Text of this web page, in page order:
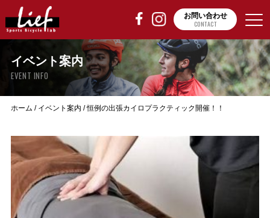
お問い合わせ
CONTACT
イベント案内
EVENT INFO
ホーム / イベント案内 /恒例の出張カイロプラクティック開催！！